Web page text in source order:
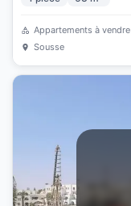
Appartements à vendre
Sousse